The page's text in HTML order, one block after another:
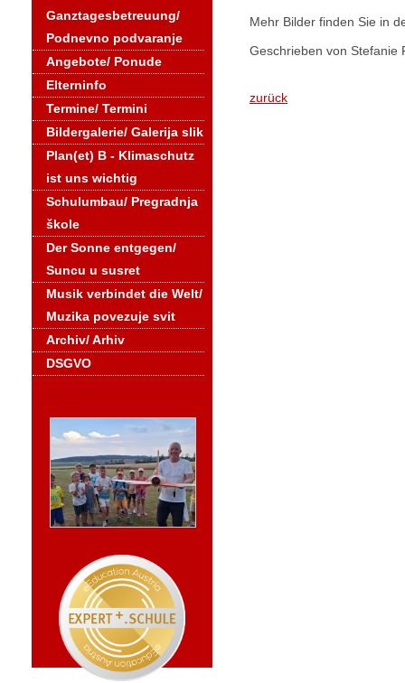
Ganztagesbetreuung/
Podnevno podvaranje
Angebote/ Ponude
Elterninfo
Termine/ Termini
Bildergalerie/ Galerija slik
Plan(et) B - Klimaschutz
ist uns wichtig
Schulumbau/ Pregradnja
škole
Der Sonne entgegen/
Suncu u susret
Musik verbindet die Welt/
Muzika povezuje svit
Archiv/ Arhiv
DSGVO
Mehr Bilder finden Sie in
Geschrieben von Stefanie
zurück